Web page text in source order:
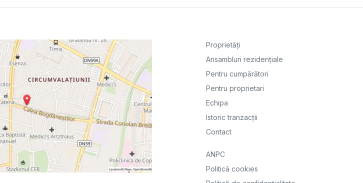
Proprietăți
Ansambluri rezidențiale
Pentru cumpărători
Pentru proprietari
Echipa
Istoric tranzacții
Contact
ANPC
Politică cookies